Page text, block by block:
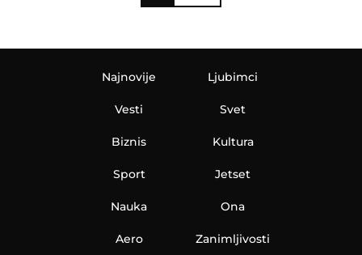
Najnovije
Vesti
Biznis
Sport
Nauka
Aero
Ljubimci
Svet
Kultura
Jetset
Ona
Zanimljivosti